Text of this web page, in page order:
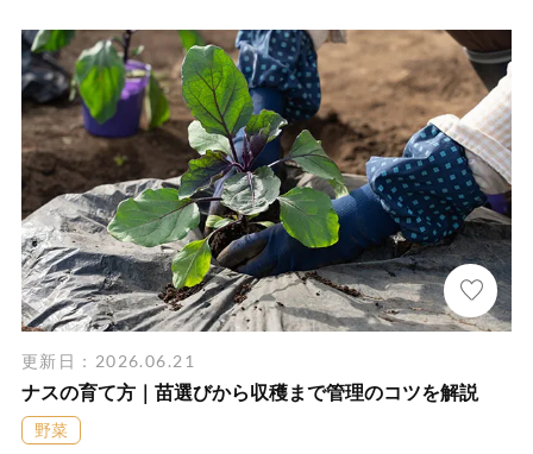
更新日：2026.06.21
ナスの育て方｜苗選びから収穫まで管理のコツを解説
野菜